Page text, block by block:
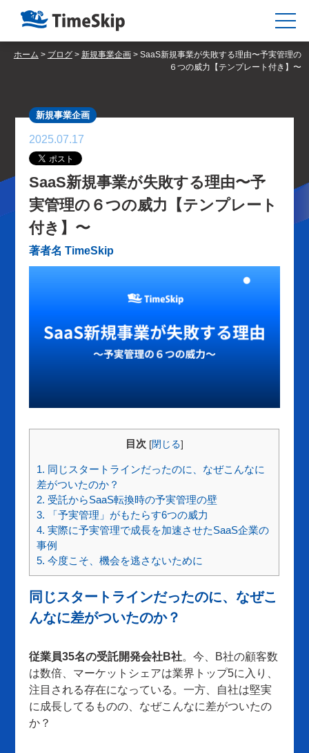
ホーム > ブログ> 新規事業企画> SaaS新規事業が失敗する理由〜予実管理の
６つの威力【テンプレート付き】〜
新規事業企画
2025.07.17
SaaS新規事業が失敗する理由〜予
実管理の６つの威力【テンプレート
付き】〜
著者名 TimeSkip
目次 [閉じる]
1. 同じスタートラインだったのに、なぜこんなに
差がついたのか？
2. 受託からSaaS転換時の予実管理の壁
3. 「予実管理」がもたらす6つの威力
4. 実際に予実管理で成長を加速させたSaaS企業の
事例
5. 今度こそ、機会を逃さないために
同じスタートラインだったのに、なぜこ
んなに差がついたのか？
従業員35名の受託開発会社B社。今、B社の顧客数
は数倍、マーケットシェアは業界トップ5に入り、
注目される存在になっている。一方、自社は堅実
に成長してるものの、なぜこんなに差がついたの
か？